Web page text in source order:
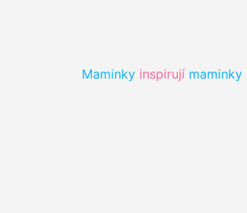
Maminky inspirují maminky